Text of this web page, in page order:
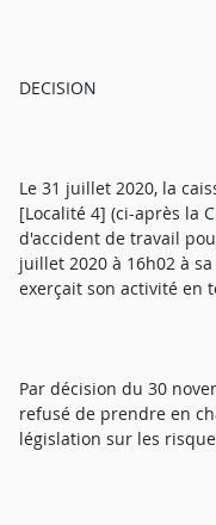
DECISION
Le 31 juillet 2020, la
[Localité 4] (ci-après la
d'accident de travail
juillet 2020 à 16h02 à
exerçait son activité en
Par décision du 30
refusé de prendre en
législation sur les